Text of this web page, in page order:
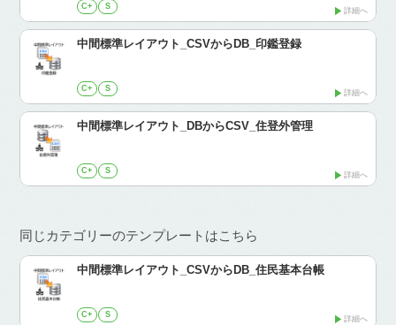
C+ S 詳細へ
中間標準レイアウト_CSVからDB_印鑑登録
C+ S 詳細へ
中間標準レイアウト_DBからCSV_住登外管理
C+ S 詳細へ
同じカテゴリーのテンプレートはこちら
中間標準レイアウト_CSVからDB_住民基本台帳
C+ S 詳細へ